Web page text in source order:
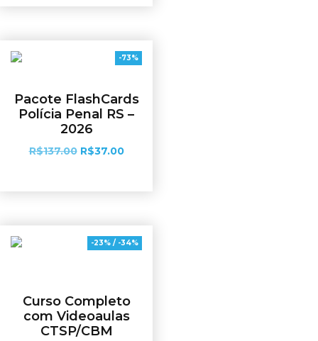
-73%
Pacote FlashCards
Polícia Penal RS –
2026
R$137.00 R$37.00
-23% / -34%
Curso Completo
com Videoaulas
CTSP/CBM